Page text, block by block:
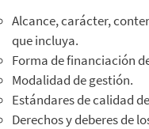
Alcance, carácter,
que incluya.
Forma de financiación
Modalidad de gestión.
Estándares de calidad
Derechos y deberes de